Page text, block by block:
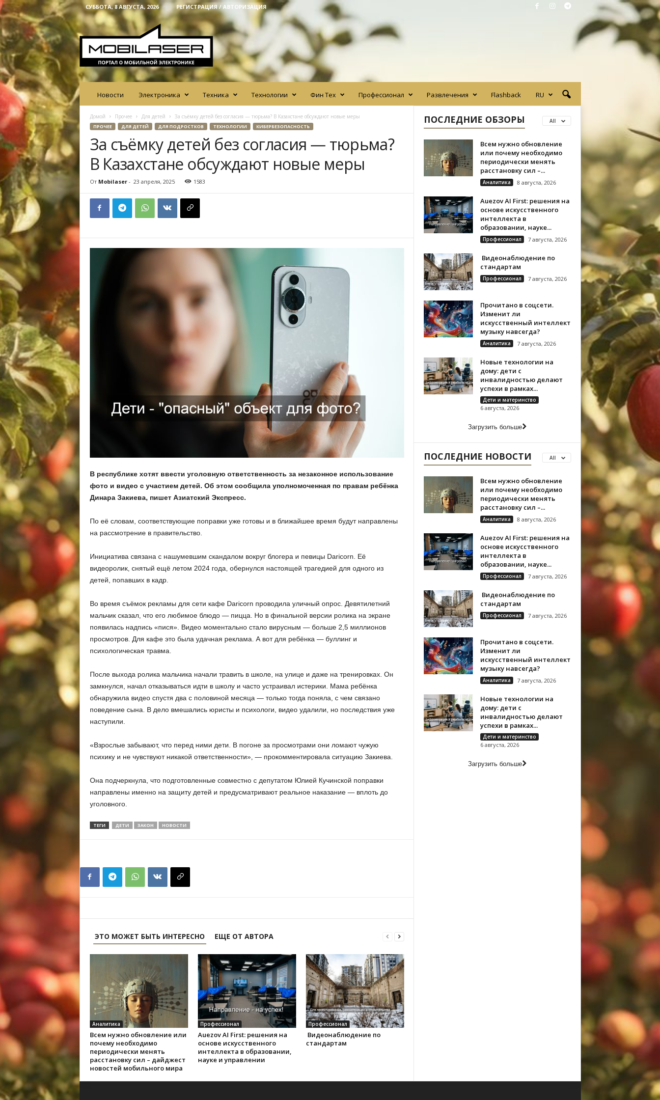
СУББОТА, 8 АВГУСТА, 2026 РЕГИСТРАЦИЯ / АВТОРИЗАЦИЯ
M
o
b
a
s
e
r
Новости Электроника Техника Технологии Фин Тех Профессионал Развлечения Flashback RU
Домой Прочее Для детей За съёмку детей без согласия — тюрьма? В Казахстане обсуждают новые меры
ПРОЧЕЕ ДЛЯ ДЕТЕЙ ДЛЯ ПОДРОСТКОВ ТЕХНОЛОГИИ КИБЕРБЕЗОПАСНОСТЬ
За съёмку детей без согласия — тюрьма?
В Казахстане обсуждают новые меры
От Mobilaser- 23 апреля, 2025 1583
В республике хотят ввести уголовную ответственность за незаконное использование
фото и видео с участием детей. Об этом сообщила уполномоченная по правам ребёнка
Динара Закиева, пишет Азиатский Экспресс.
По её словам, соответствующие поправки уже готовы и в ближайшее время будут направлены
на рассмотрение в правительство.
Инициатива связана с нашумевшим скандалом вокруг блогера и певицы Daricorn. Её
видеоролик, снятый ещё летом 2024 года, обернулся настоящей трагедией для одного из
детей, попавших в кадр.
Во время съёмок рекламы для сети кафе Daricorn проводила уличный опрос. Девятилетний
мальчик сказал, что его любимое блюдо — пицца. Но в финальной версии ролика на экране
появилась надпись «пися». Видео моментально стало вирусным — больше 2,5 миллионов
просмотров. Для кафе это была удачная реклама. А вот для ребёнка — буллинг и
психологическая травма.
После выхода ролика мальчика начали травить в школе, на улице и даже на тренировках. Он
замкнулся, начал отказываться идти в школу и часто устраивал истерики. Мама ребёнка
обнаружила видео спустя два с половиной месяца — только тогда поняла, с чем связано
поведение сына. В дело вмешались юристы и психологи, видео удалили, но последствия уже
наступили.
«Взрослые забывают, что перед ними дети. В погоне за просмотрами они ломают чужую
психику и не чувствуют никакой ответственности», — прокомментировала ситуацию Закиева.
Она подчеркнула, что подготовленные совместно с депутатом Юлией Кучинской поправки
направлены именно на защиту детей и предусматривают реальное наказание — вплоть до
уголовного.
ТЕГИ ДЕТИ ЗАКОН НОВОСТИ
ЭТО МОЖЕТ БЫТЬ ИНТЕРЕСНО ЕЩЕ ОТ АВТОРА
Аналитика
Всем нужно обновление или
почему необходимо
периодически менять
расстановку сил – дайджест
новостей мобильного мира
Профессионал
Auezov AI First: решения на
основе искусственного
интеллекта в образовании,
науке и управлении
Профессионал
Видеонаблюдение по
стандартам
ПОСЛЕДНИЕ ОБЗОРЫ All
Всем нужно обновление
или почему необходимо
периодически менять
расстановку сил –...
Аналитика 8 августа, 2026
Auezov AI First: решения на
основе искусственного
интеллекта в
образовании, науке...
Профессионал 7 августа, 2026
Видеонаблюдение по
стандартам
Профессионал 7 августа, 2026
Прочитано в соцсети.
Изменит ли
искусственный интеллект
музыку навсегда?
Аналитика 7 августа, 2026
Новые технологии на
дому: дети с
инвалидностью делают
успехи в рамках...
Дети и материнство
6 августа, 2026
Загрузить больше
ПОСЛЕДНИЕ НОВОСТИ All
Всем нужно обновление
или почему необходимо
периодически менять
расстановку сил –...
Аналитика 8 августа, 2026
Auezov AI First: решения на
основе искусственного
интеллекта в
образовании, науке...
Профессионал 7 августа, 2026
Видеонаблюдение по
стандартам
Профессионал 7 августа, 2026
Прочитано в соцсети.
Изменит ли
искусственный интеллект
музыку навсегда?
Аналитика 7 августа, 2026
Новые технологии на
дому: дети с
инвалидностью делают
успехи в рамках...
Дети и материнство
6 августа, 2026
Загрузить больше